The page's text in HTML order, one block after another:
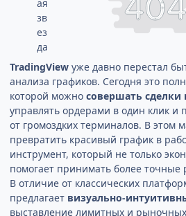
TradingView уже давно перестал
анализа графиков. Сегодня это
которой можносовершать сделки
управлять ордерами в один клик и
от громоздких терминалов. В этом
превратить красивый график в
инструмент, который не только
помогает принимать более
В отличие от классических
предлагает визуально-
выставление лимитных и